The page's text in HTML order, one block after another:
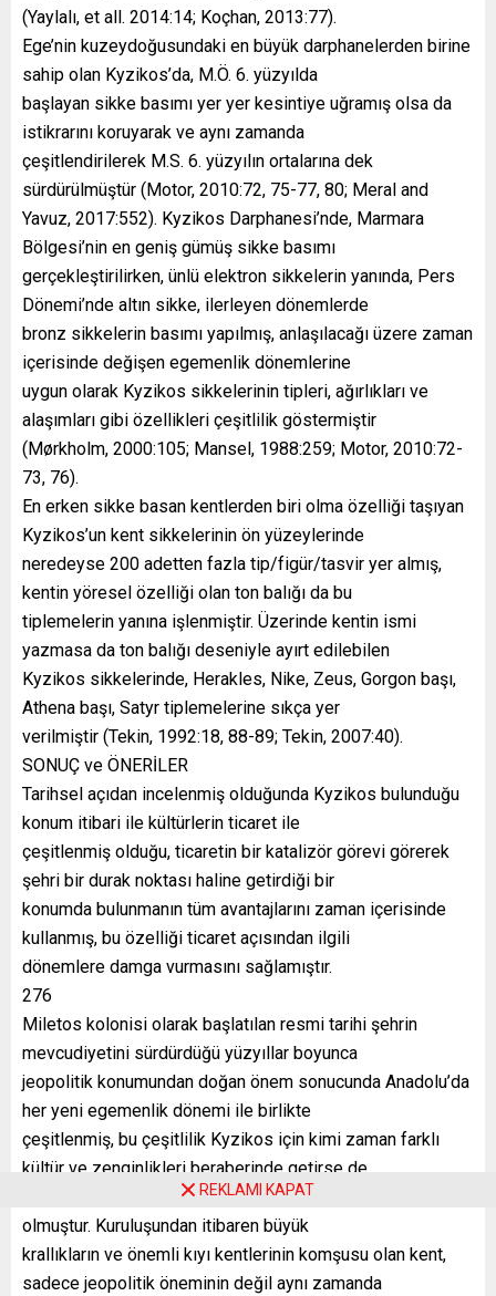
(Yaylalı, et all. 2014:14; Koçhan, 2013:77).
Ege’nin kuzeydoğusundaki en büyük darphanelerden birine
sahip olan Kyzikos’da, M.Ö. 6. yüzyılda
başlayan sikke basımı yer yer kesintiye uğramış olsa da
istikrarını koruyarak ve aynı zamanda
çeşitlendirilerek M.S. 6. yüzyılın ortalarına dek
sürdürülmüştür (Motor, 2010:72, 75-77, 80; Meral and
Yavuz, 2017:552). Kyzikos Darphanesi’nde, Marmara
Bölgesi’nin en geniş gümüş sikke basımı
gerçekleştirilirken, ünlü elektron sikkelerin yanında, Pers
Dönemi’nde altın sikke, ilerleyen dönemlerde
bronz sikkelerin basımı yapılmış, anlaşılacağı üzere zaman
içerisinde değişen egemenlik dönemlerine
uygun olarak Kyzikos sikkelerinin tipleri, ağırlıkları ve
alaşımları gibi özellikleri çeşitlilik göstermiştir
(Mørkholm, 2000:105; Mansel, 1988:259; Motor, 2010:72-
73, 76).
En erken sikke basan kentlerden biri olma özelliği taşıyan
Kyzikos’un kent sikkelerinin ön yüzeylerinde
neredeyse 200 adetten fazla tip/figür/tasvir yer almış,
kentin yöresel özelliği olan ton balığı da bu
tiplemelerin yanına işlenmiştir. Üzerinde kentin ismi
yazmasa da ton balığı deseniyle ayırt edilebilen
Kyzikos sikkelerinde, Herakles, Nike, Zeus, Gorgon başı,
Athena başı, Satyr tiplemelerine sıkça yer
verilmiştir (Tekin, 1992:18, 88-89; Tekin, 2007:40).
SONUÇ ve ÖNERİLER
Tarihsel açıdan incelenmiş olduğunda Kyzikos bulunduğu
konum itibari ile kültürlerin ticaret ile
çeşitlenmiş olduğu, ticaretin bir katalizör görevi görerek
şehri bir durak noktası haline getirdiği bir
konumda bulunmanın tüm avantajlarını zaman içerisinde
kullanmış, bu özelliği ticaret açısından ilgili
dönemlere damga vurmasını sağlamıştır.
276
Miletos kolonisi olarak başlatılan resmi tarihi şehrin
mevcudiyetini sürdürdüğü yüzyıllar boyunca
jeopolitik konumundan doğan önem sonucunda Anadolu’da
her yeni egemenlik dönemi ile birlikte
çeşitlenmiş, bu çeşitlilik Kyzikos için kimi zaman farklı
kültür ve zenginlikleri beraberinde getirse de
şehri oldukça yıpratan savaşların yaşanmasına da neden
olmuştur. Kuruluşundan itibaren büyük
krallıkların ve önemli kıyı kentlerinin komşusu olan kent,
sadece jeopolitik öneminin değil aynı zamanda
REKLAMI KAPAT